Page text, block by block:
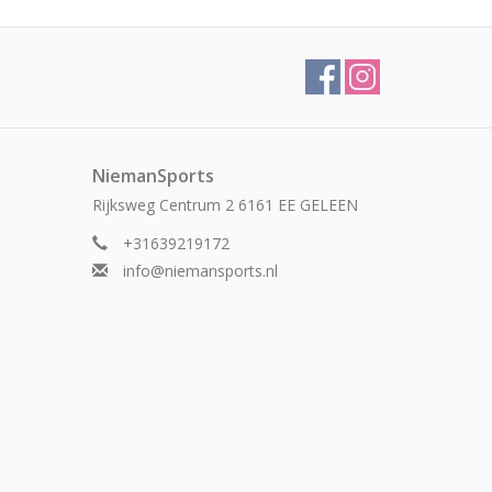
NiemanSports
Rijksweg Centrum 2 6161 EE GELEEN
+31639219172
info@niemansports.nl